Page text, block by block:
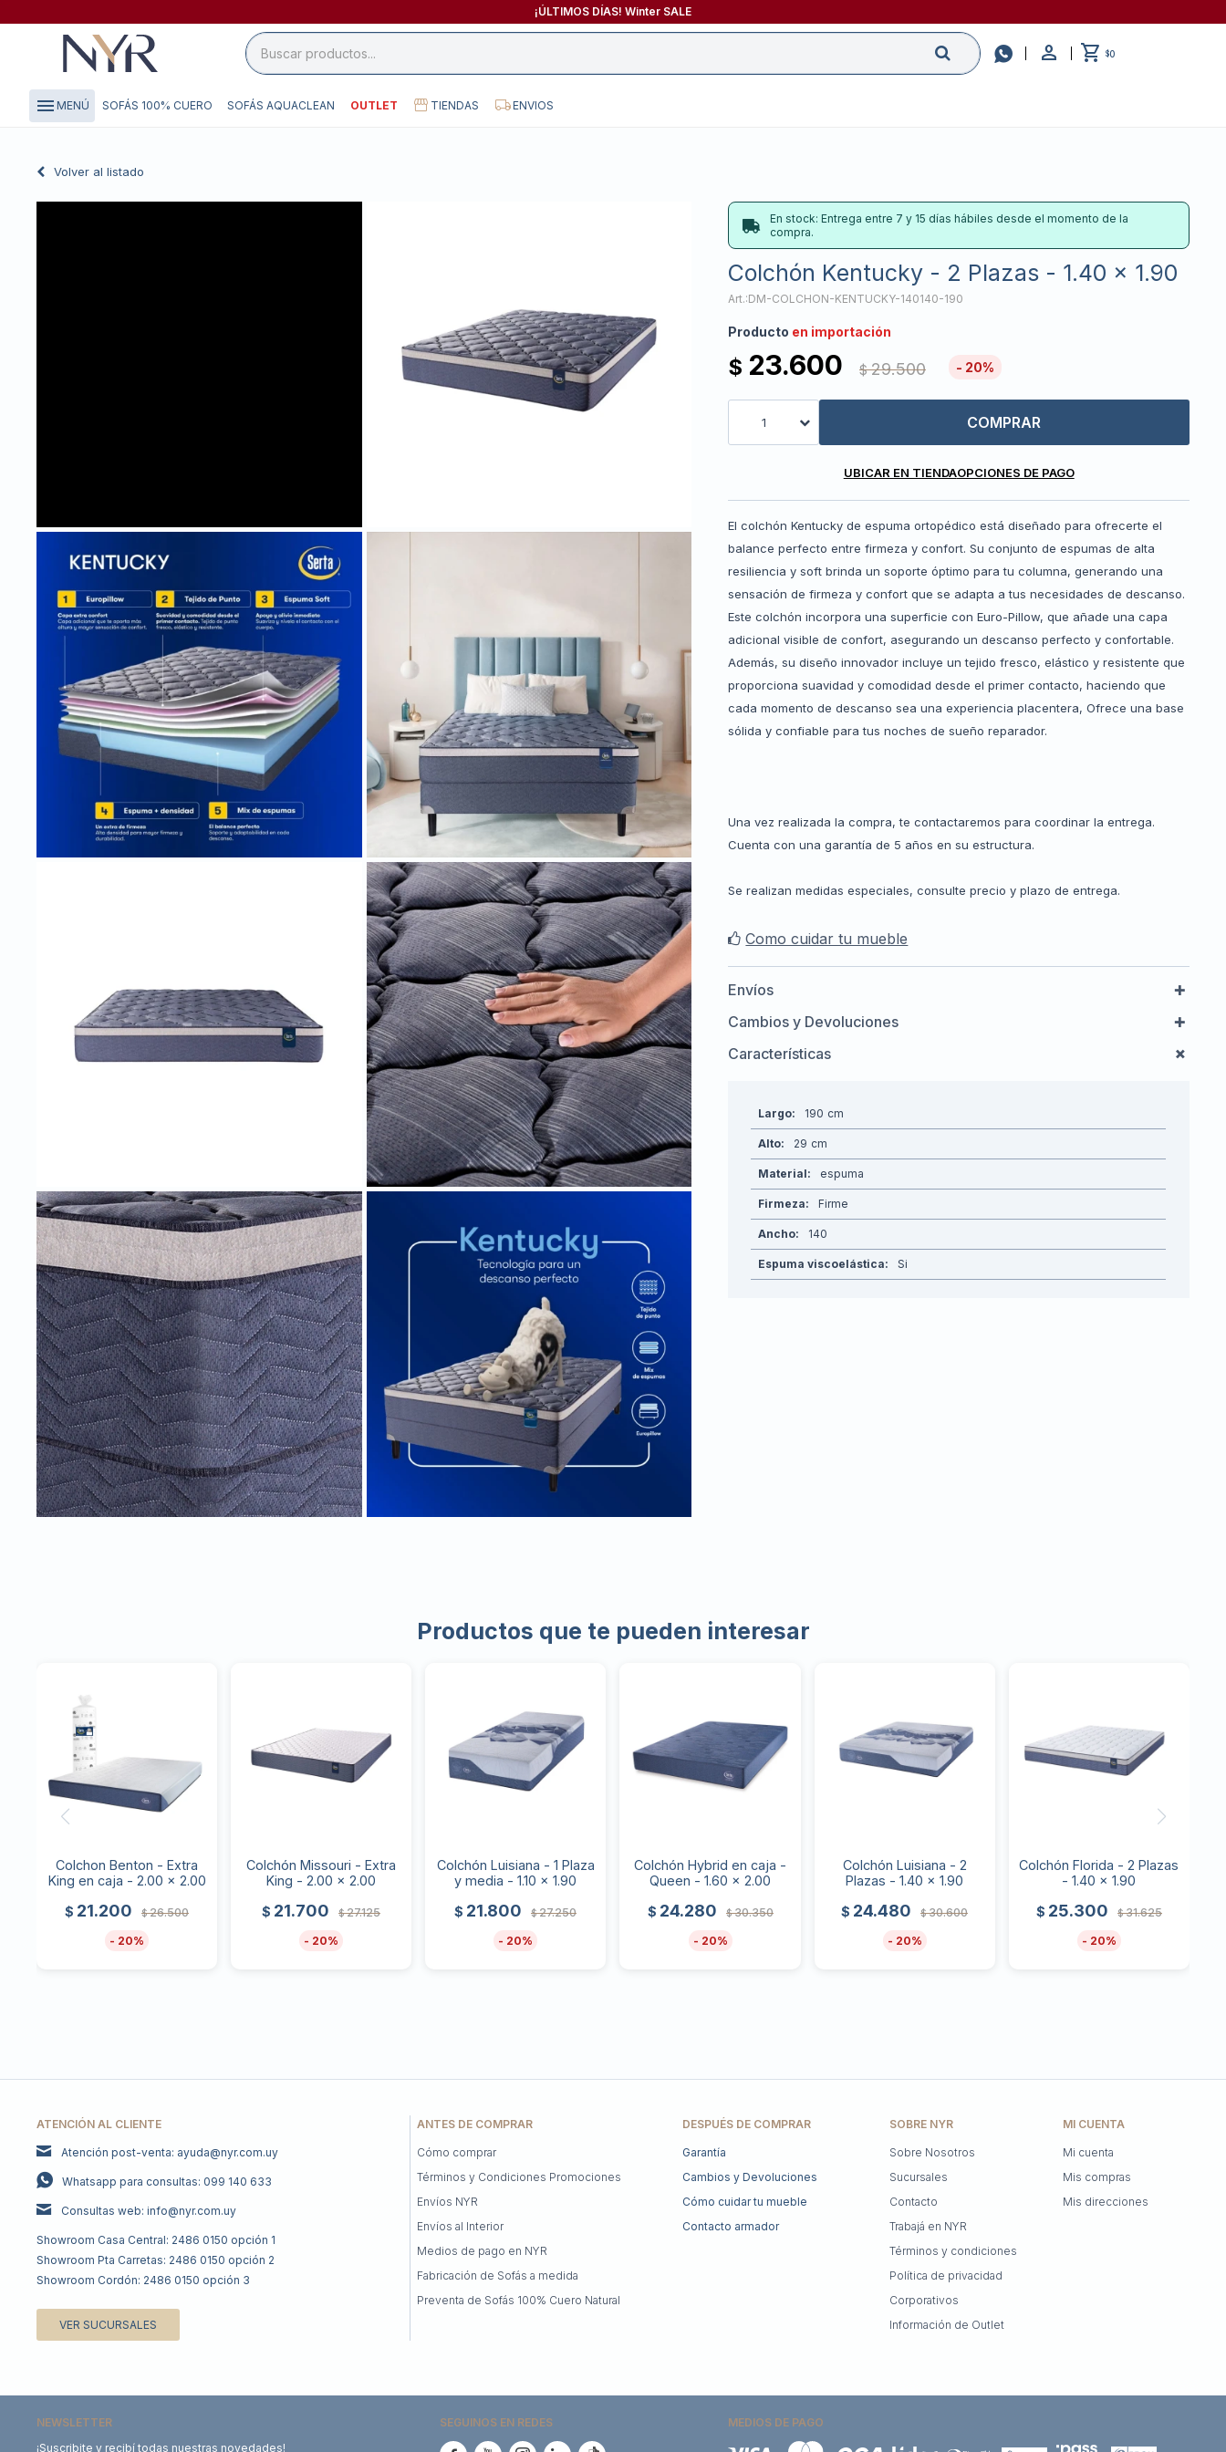
¡ÚLTIMOS DÍAS! Winter SALE
 $0
menu MENÚ SOFÁS 100% CUERO SOFÁS AQUACLEAN OUTLET TIENDAS ENVIOS
Volver al listado
En stock: Entrega entre 7 y 15 días hábiles desde el momento de la
compra.
Colchón Kentucky - 2 Plazas - 1.40 x 1.90
DM-COLCHON-KENTUCKY-140140-190
Producto en importación
$ 23.600 $ 29.500 20
1 COMPRAR
UBICAR EN TIENDAOPCIONES DE PAGO
El colchón Kentucky de espuma ortopédico está diseñado para ofrecerte el
balance perfecto entre firmeza y confort. Su conjunto de espumas de alta
resiliencia y soft brinda un soporte óptimo para tu columna, generando una
sensación de firmeza y confort que se adapta a tus necesidades de descanso.
Este colchón incorpora una superficie con Euro-Pillow, que añade una capa
adicional visible de confort, asegurando un descanso perfecto y confortable.
Además, su diseño innovador incluye un tejido fresco, elástico y resistente que
proporciona suavidad y comodidad desde el primer contacto, haciendo que
cada momento de descanso sea una experiencia placentera, Ofrece una base
sólida y confiable para tus noches de sueño reparador.
Una vez realizada la compra, te contactaremos para coordinar la entrega.
Cuenta con una garantía de 5 años en su estructura.
Se realizan medidas especiales, consulte precio y plazo de entrega.
Como cuidar tu mueble
Envíos
Cambios y Devoluciones
Características
Largo 190
Alto 29
Material espuma
Firmeza Firme
Ancho 140
Espuma viscoelástica Si
Productos que te pueden interesar
Colchon Benton - Extra
King en caja - 2.00 x 2.00
$ 21.200 $ 26.500
20
Colchón Missouri - Extra
King - 2.00 x 2.00
$ 21.700 $ 27.125
20
Colchón Luisiana - 1 Plaza
y media - 1.10 x 1.90
$ 21.800 $ 27.250
20
Colchón Hybrid en caja -
Queen - 1.60 x 2.00
$ 24.280 $ 30.350
20
Colchón Luisiana - 2
Plazas - 1.40 x 1.90
$ 24.480 $ 30.600
20
Colchón Florida - 2 Plazas
- 1.40 x 1.90
$ 25.300 $ 31.625
20
ATENCIÓN AL CLIENTE
Atención post-venta: ayuda@nyr.com.uy
Whatsapp para consultas: 099 140 633
Consultas web: info@nyr.com.uy
Showroom Casa Central: 2486 0150 opción 1
Showroom Pta Carretas: 2486 0150 opción 2
Showroom Cordón: 2486 0150 opción 3
VER SUCURSALES
DESPUÉS DE COMPRAR
Garantía
Cambios y Devoluciones
Cómo cuidar tu mueble
Contacto armador
SOBRE NYR
Sobre Nosotros
Sucursales
Contacto
Trabajá en NYR
Términos y condiciones
Política de privacidad
Corporativos
Información de Outlet
ANTES DE COMPRAR
Cómo comprar
Términos y Condiciones Promociones
Envíos NYR
Envíos al Interior
Medios de pago en NYR
Fabricación de Sofás a medida
Preventa de Sofás 100% Cuero Natural
MI CUENTA
Mi cuenta
Mis compras
Mis direcciones
NEWSLETTER
¡Suscribite y recibí todas nuestras novedades!
SEGUINOS EN REDES MEDIOS DE PAGO
close